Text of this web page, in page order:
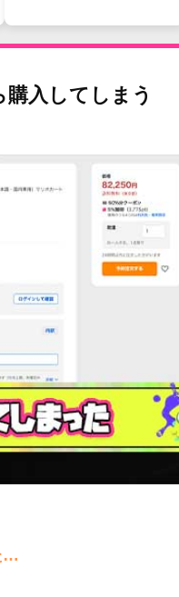
購入してしまう
…